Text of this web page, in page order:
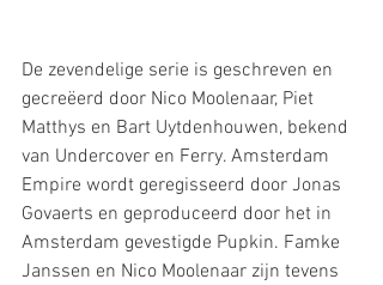
De zevendelige serie is geschreven en
gecreëerd door Nico Moolenaar, Piet
Matthys en Bart Uytdenhouwen, bekend
van Undercover en Ferry. Amsterdam
Empire wordt geregisseerd door Jonas
Govaerts en geproduceerd door het in
Amsterdam gevestigde Pupkin. Famke
Janssen en Nico Moolenaar zijn tevens